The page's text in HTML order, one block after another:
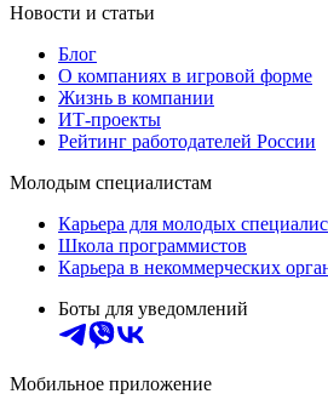
Новости и статьи
Блог
О компаниях в игровой форме
Жизнь в компании
ИТ-проекты
Рейтинг работодателей России
Молодым специалистам
Карьера для молодых
Школа программистов
Карьера в некоммерческих
Боты для уведомлений
Мобильное приложение